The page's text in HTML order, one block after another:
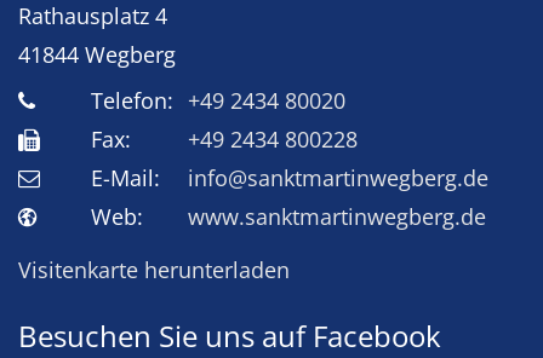
Rathausplatz 4
41844 Wegberg
Telefon: +49 2434 80020
Fax:
+49 2434 800228
E-Mail:
info@sanktmartinwegberg.de
Web:
www.sanktmartinwegberg.de
Visitenkarte herunterladen
Besuchen Sie uns auf Facebook